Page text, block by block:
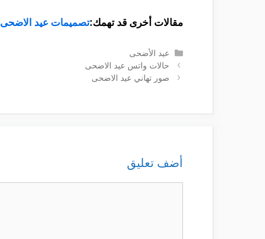
مقالات أخرى قد تهمك:تصميمات عيد الاضحى
التصنيفات
عيد الأضحى
حالات واتس عيد الاضحى
صور تهاني عيد الاضحى
أضف تعليق